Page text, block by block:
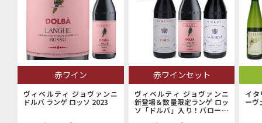
赤ワイン
ヴィベルティ ジョヴァンニ
ドルバ ランゲ ロッソ 2023
赤ワインセット
ヴィベルティ ジョヴァンニ
新登場＆数量限定ランゲ ロッ
ソ「ドルバ」入り！バローロ
イタ
ーヴ